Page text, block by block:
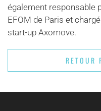
également responsable
EFOM de Paris et
start-up Axomove.
RETOUR